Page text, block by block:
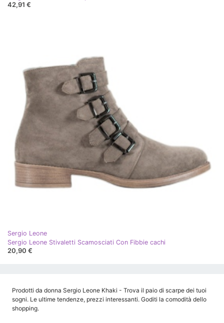
42,91 €
Sergio Leone
Sergio Leone Stivaletti Scamosciati Con Fibbie cachi
20,90 €
Prodotti da donna Sergio Leone Khaki - Trova il paio di scarpe dei tuoi
sogni. Le ultime tendenze, prezzi interessanti. Goditi la comodità dello
shopping.